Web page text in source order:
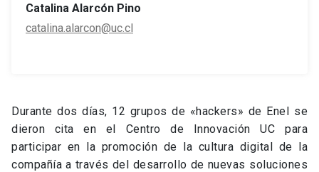
Catalina Alarcón Pino
catalina.alarcon@uc.cl
Durante dos días, 12 grupos de «hackers» de Enel se
dieron cita en el Centro de Innovación UC para
participar en la promoción de la cultura digital de la
compañía a través del desarrollo de nuevas soluciones